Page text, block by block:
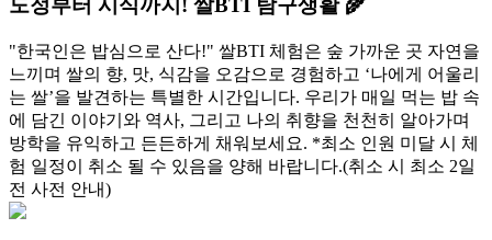
도정부터 시식까지! 쌀BTI 탐구생활 🌾
"한국인은 밥심으로 산다!" 쌀BTI 체험은 숲 가까운 곳 자연을
느끼며 쌀의 향, 맛, 식감을 오감으로 경험하고 ‘나에게 어울리
는 쌀’을 발견하는 특별한 시간입니다. 우리가 매일 먹는 밥 속
에 담긴 이야기와 역사, 그리고 나의 취향을 천천히 알아가며
방학을 유익하고 든든하게 채워보세요. *최소 인원 미달 시 체
험 일정이 취소 될 수 있음을 양해 바랍니다.(취소 시 최소 2일
전 사전 안내)